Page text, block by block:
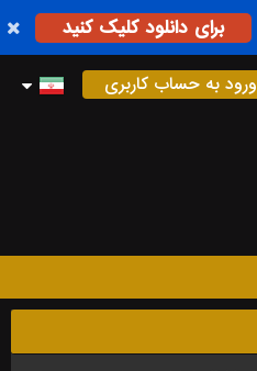
برای دانلود کلیک کنید
ورود به حساب کاربری